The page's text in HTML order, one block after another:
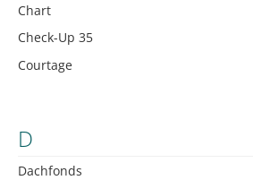
Chart
Check-Up 35
Courtage
D
Dachfonds